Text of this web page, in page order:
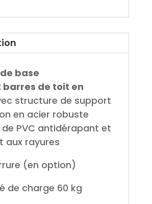
base
barres de toit en
structure de support
en acier robuste
PVC antidérapant et
aux rayures
(en option)
de charge 60 kg